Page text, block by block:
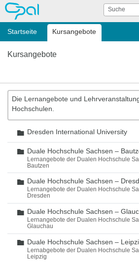
OPAL Suche
Startseite Kursangebote
Kursangebote
Die Lernangebote und
Hochschulen.
Ordner
Dresden International University
Ordner
Duale Hochschule Sachsen –
Lernangebote der Dualen Hochschule
Bautzen
Ordner
Duale Hochschule Sachsen –
Lernangebote der Dualen Hochschule
Dresden
Ordner
Duale Hochschule Sachsen –
Lernangebote der Dualen Hochschule
Glauchau
Ordner
Duale Hochschule Sachsen –
Lernabgebote der Dualen Hochschule
Leipzig